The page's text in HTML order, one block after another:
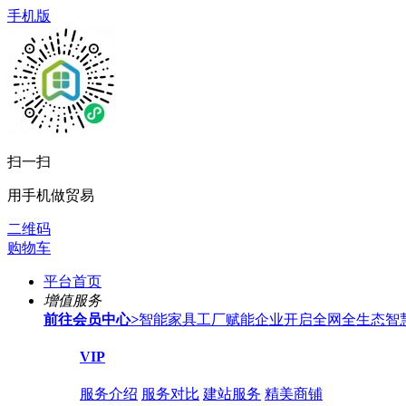
手机版
扫一扫
用手机做贸易
二维码
购物车
平台首页
增值服务
前往会员中心>智能家具工厂赋能企业开启全网全生态智
VIP
服务介绍 服务对比 建站服务 精美商铺